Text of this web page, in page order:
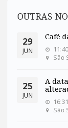
OUTRAS
29
JUN
Café
11:40
São
25
JUN
A
16:31
São